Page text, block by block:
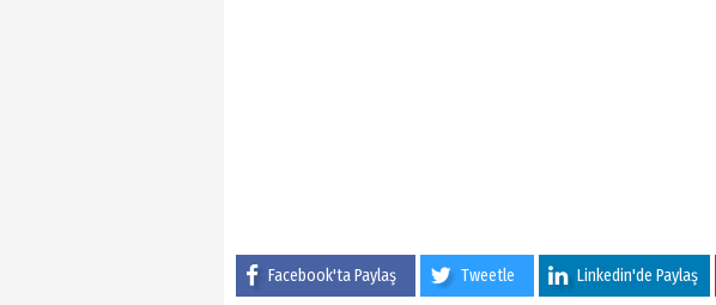
Facebook'ta Paylaş Tweetle Linkedin'de Paylaş